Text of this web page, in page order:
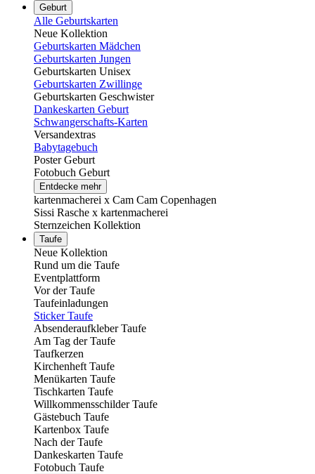
Geburt
Alle Geburtskarten
Neue Kollektion
Geburtskarten Mädchen
Geburtskarten Jungen
Geburtskarten Unisex
Geburtskarten Zwillinge
Geburtskarten Geschwister
Dankeskarten Geburt
Schwangerschafts-Karten
Versandextras
Babytagebuch
Poster Geburt
Fotobuch Geburt
Entdecke mehr
kartenmacherei x Cam Cam Copenhagen
Sissi Rasche x kartenmacherei
Sternzeichen Kollektion
Taufe
Neue Kollektion
Rund um die Taufe
Eventplattform
Vor der Taufe
Taufeinladungen
Sticker Taufe
Absenderaufkleber Taufe
Am Tag der Taufe
Taufkerzen
Kirchenheft Taufe
Menükarten Taufe
Tischkarten Taufe
Willkommensschilder Taufe
Gästebuch Taufe
Kartenbox Taufe
Nach der Taufe
Dankeskarten Taufe
Fotobuch Taufe